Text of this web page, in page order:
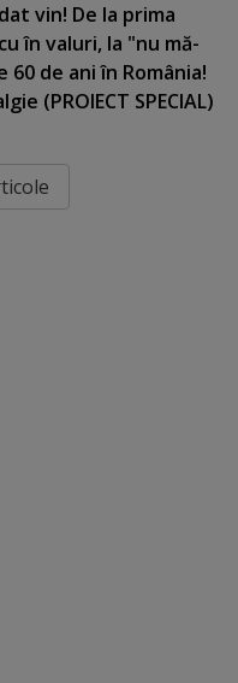
vin! De la prima
în valuri, la "nu mă-
de ani în România!
(PROIECT SPECIAL)